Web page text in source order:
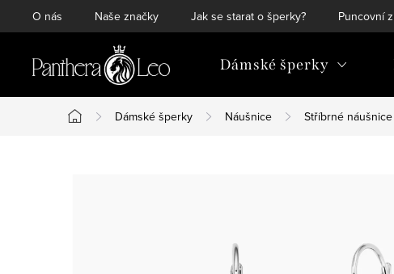
na
O nás Naše značky Jak se starat o šperky? Puncovní
Dámské šperky
Domů
Dámské šperky Náušnice Stříbrné náušnice